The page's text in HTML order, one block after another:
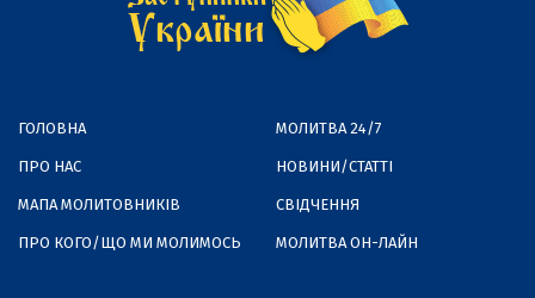
ГОЛОВНА
ПРО НАС
МАПА МОЛИТОВНИКІВ
ПРО КОГО/ЩО МИ МОЛИМОСЬ
МОЛИТВА 24/7
НОВИНИ/СТАТТІ
СВІДЧЕННЯ
МОЛИТВА ОН-ЛАЙН